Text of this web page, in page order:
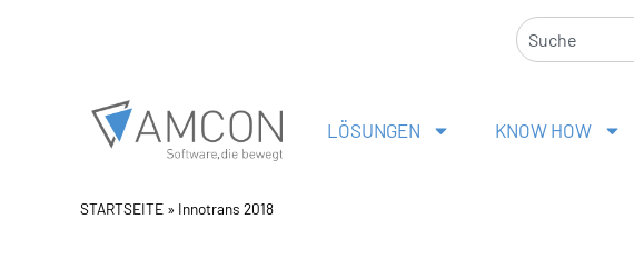
Suche
LÖSUNGEN KNOW HOW
STARTSEITE » Innotrans 2018